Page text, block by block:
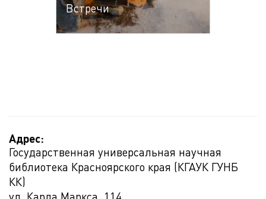
Встречи
Адрес:
Государственная универсальная научная
библиотека Красноярского края (КГАУК ГУНБ
КК)